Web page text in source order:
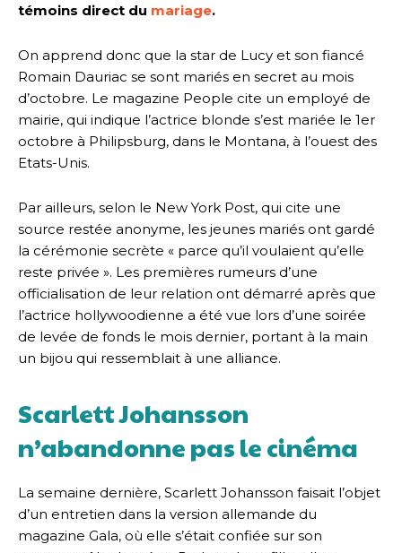
témoins direct du mariage.
On apprend donc que la star de Lucy et son fiancé
Romain Dauriac se sont mariés en secret au mois
d’octobre. Le magazine People cite un employé de
mairie, qui indique l’actrice blonde s’est mariée le 1er
octobre à Philipsburg, dans le Montana, à l’ouest des
Etats-Unis.
Par ailleurs, selon le New York Post, qui cite une
source restée anonyme, les jeunes mariés ont gardé
la cérémonie secrète « parce qu’il voulaient qu’elle
reste privée ». Les premières rumeurs d’une
officialisation de leur relation ont démarré après que
l’actrice hollywoodienne a été vue lors d’une soirée
de levée de fonds le mois dernier, portant à la main
un bijou qui ressemblait à une alliance.
Scarlett Johansson
n’abandonne pas le cinéma
La semaine dernière, Scarlett Johansson faisait l’objet
d’un entretien dans la version allemande du
magazine Gala, où elle s’était confiée sur son